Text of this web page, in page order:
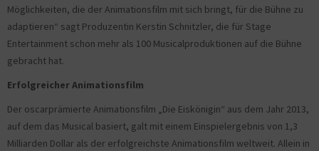
Möglichkeiten, die der Animationsfilm mit sich bringt, für die Bühne zu
adaptieren“ sagt Produzentin Kerstin Schnitzler, die für Stage
Entertainment schon mehr als 100 Musicalproduktionen auf die Bühne
gebracht hat.
Erfolgreicher Animationsfilm
Der oscarprämierte Animationsfilm „Die Eiskönigin“ aus dem Jahr 2013,
auf dem das Musical basiert, galt mit einem Einspielergebnis von 1,3
Milliarden Dollar als der erfolgreichste Animationsfilm weltweit. Allein in